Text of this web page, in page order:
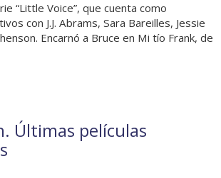
“Little Voice”, que cuenta como
con J.J. Abrams, Sara Bareilles, Jessie
Encarnó a Bruce en Mi tío Frank, de
Últimas películas